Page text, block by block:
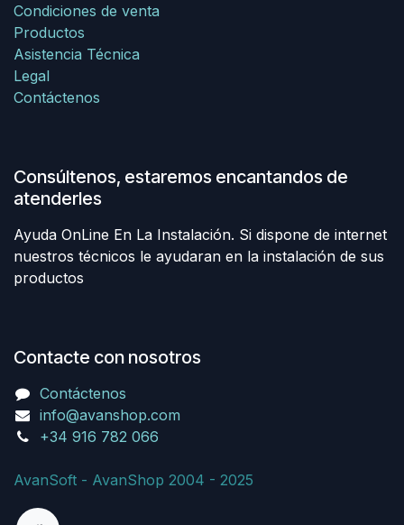
Condiciones de venta
Productos
Asistencia Técnica
Legal
Contáctenos
Consúltenos, estaremos encantandos de
atenderles
Ayuda OnLine En La Instalación. Si dispone de internet
nuestros técnicos le ayudaran en la instalación de sus
productos
Contacte con nosotros
Contáctenos
info@avanshop.com
+34 916 782 066
AvanSoft - AvanShop 2004 - 2025